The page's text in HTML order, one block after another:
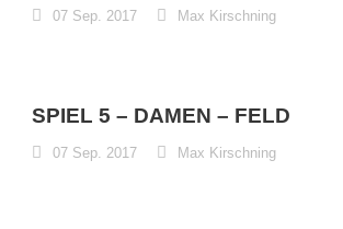
07 Sep. 2017
Max Kirschning
SPIEL 5 – DAMEN – FELD
07 Sep. 2017
Max Kirschning